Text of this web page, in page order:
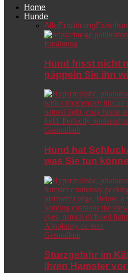
Home
Hunde
Alle Ernährung
Ernährung
Hund frisst nicht
päppeln Sie ihn
Gesundheit
Hund hat
was Sie tun
Gesundheit
Sturzgefahr im
Ihren Hamster